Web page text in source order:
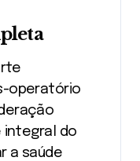
operatório
integral do
a saúde